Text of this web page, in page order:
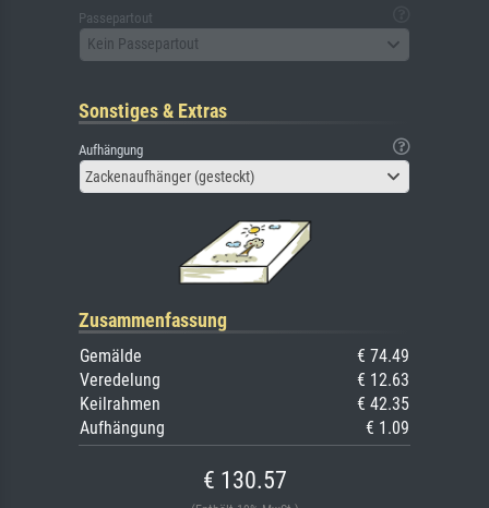
Passepartout
Kein Passepartout
Sonstiges & Extras
Aufhängung
Zackenaufhänger (gesteckt)
Zusammenfassung
Gemälde
€ 74.49
Veredelung
€ 12.63
Keilrahmen
€ 42.35
Aufhängung
€ 1.09
€ 130.57